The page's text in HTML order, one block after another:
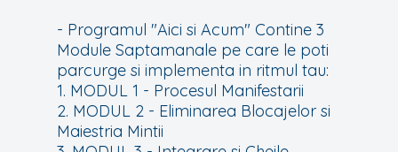
- Programul "Aici si Acum" Contine 3
Module Saptamanale pe care le poti
parcurge si implementa in ritmul tau:
1. MODUL 1 - Procesul Manifestarii
2. MODUL 2 - Eliminarea Blocajelor si
Maiestria Mintii